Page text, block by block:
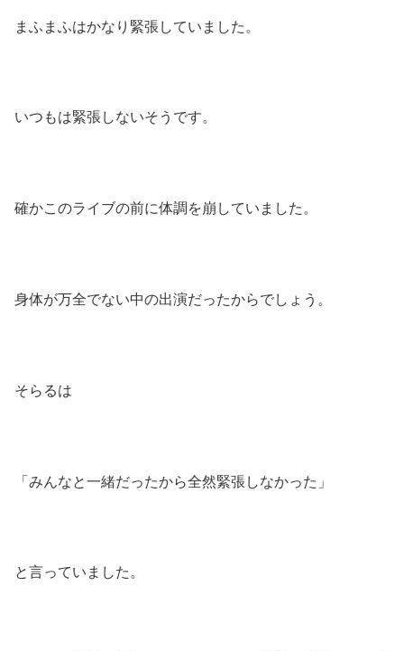
まふまふはかなり緊張していました。
いつもは緊張しないそうです。
確かこのライブの前に体調を崩していました。
身体が万全でない中の出演だったからでしょう。
そらるは
「みんなと一緒だったから全然緊張しなかった」
と言っていました。